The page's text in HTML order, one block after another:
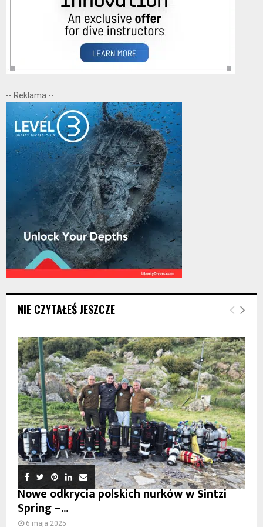
-- Reklama --
NIE CZYTAŁEŚ JESZCZE
Nowe odkrycia polskich nurków w Sintzi
Spring –...
6 maja 2025